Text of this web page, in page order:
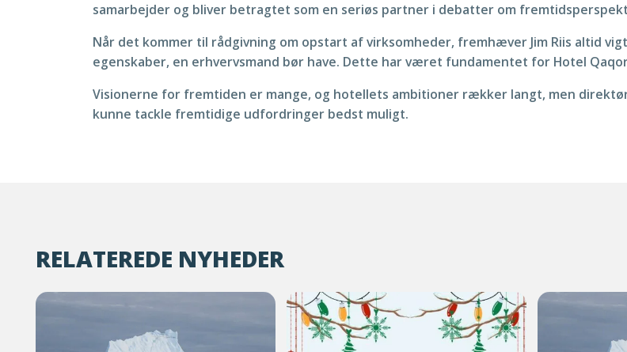
samarbejder og bliver betragtet som en seriøs partner i debatter om
Når det kommer til rådgivning om opstart af virksomheder, fremhæver Jim Riis altid
egenskaber, en erhvervsmand bør have. Dette har været fundamentet for Hotel
Visionerne for fremtiden er mange, og hotellets ambitioner rækker langt, men
kunne tackle fremtidige udfordringer bedst muligt.
RELATEREDE NYHEDER